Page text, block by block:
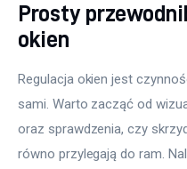
Prosty
okien
Regulacja okien jest
sami. Warto zacząć od
oraz sprawdzenia, czy
równo przylegają do ram.